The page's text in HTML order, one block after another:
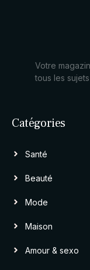
Votre
tous les
Catégories
Santé
Beauté
Mode
Maison
Amour & sexo